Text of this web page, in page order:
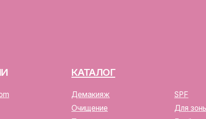
ООО «ФЭЙСИС» УНП: 193782283
Юридический адрес: Республика Беларусь, г. Минск, ул.
Свидетельство о государственной регистрации
№193782283, выдано Минским горисполкомом 12.08.2024 г.
Интернет-магазин включен в Торговый реестр Республики
Беларусь 13.01.2025 за №739352